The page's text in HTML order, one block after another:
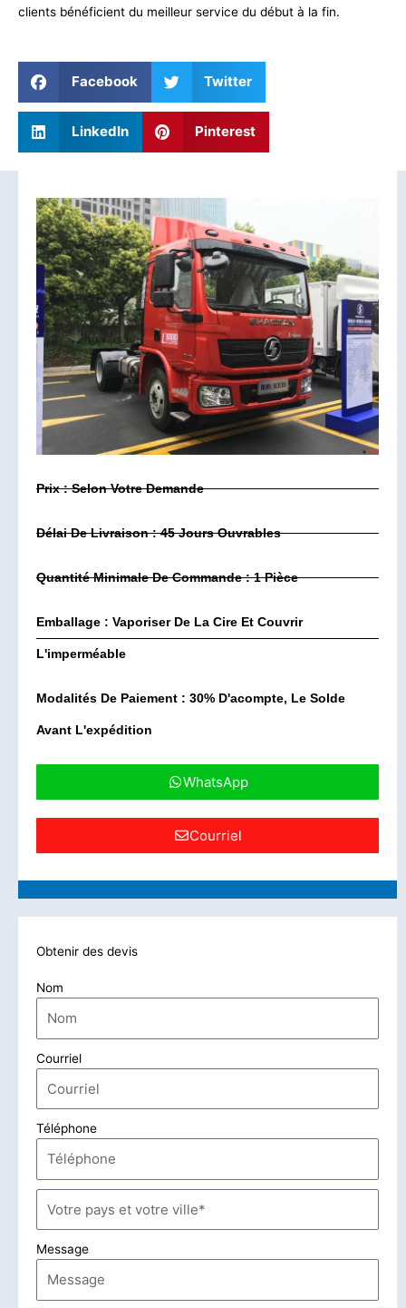
clients bénéficient du meilleur service du début à la fin.
Facebook Twitter
LinkedIn Pinterest
Prix : Selon Votre Demande
Délai De Livraison : 45 Jours Ouvrables
Quantité Minimale De Commande : 1 Pièce
Emballage : Vaporiser De La Cire Et Couvrir
L'imperméable
Modalités De Paiement : 30% D'acompte, Le Solde
Avant L'expédition
WhatsApp
Courriel
Obtenir des devis
Nom
Courriel
Téléphone
Message